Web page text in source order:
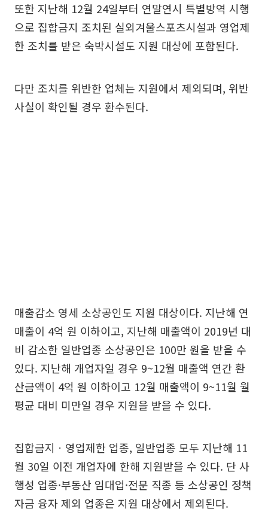
또한 지난해 12월 24일부터 연말연시 특별방역 시행
으로 집합금지 조치된 실외겨울스포츠시설과 영업제
한 조치를 받은 숙박시설도 지원 대상에 포함된다.
다만 조치를 위반한 업체는 지원에서 제외되며, 위반
사실이 확인될 경우 환수된다.
매출감소 영세 소상공인도 지원 대상이다. 지난해 연
매출이 4억 원 이하이고, 지난해 매출액이 2019년 대
비 감소한 일반업종 소상공인은 100만 원을 받을 수
있다. 지난해 개업자일 경우 9~12월 매출액 연간 환
산금액이 4억 원 이하이고 12월 매출액이 9~11월 월
평균 대비 미만일 경우 지원을 받을 수 있다.
집합금지ㆍ영업제한 업종, 일반업종 모두 지난해 11
월 30일 이전 개업자에 한해 지원받을 수 있다. 단 사
행성 업종·부동산 임대업·전문 직종 등 소상공인 정책
자금 융자 제외 업종은 지원 대상에서 제외된다.